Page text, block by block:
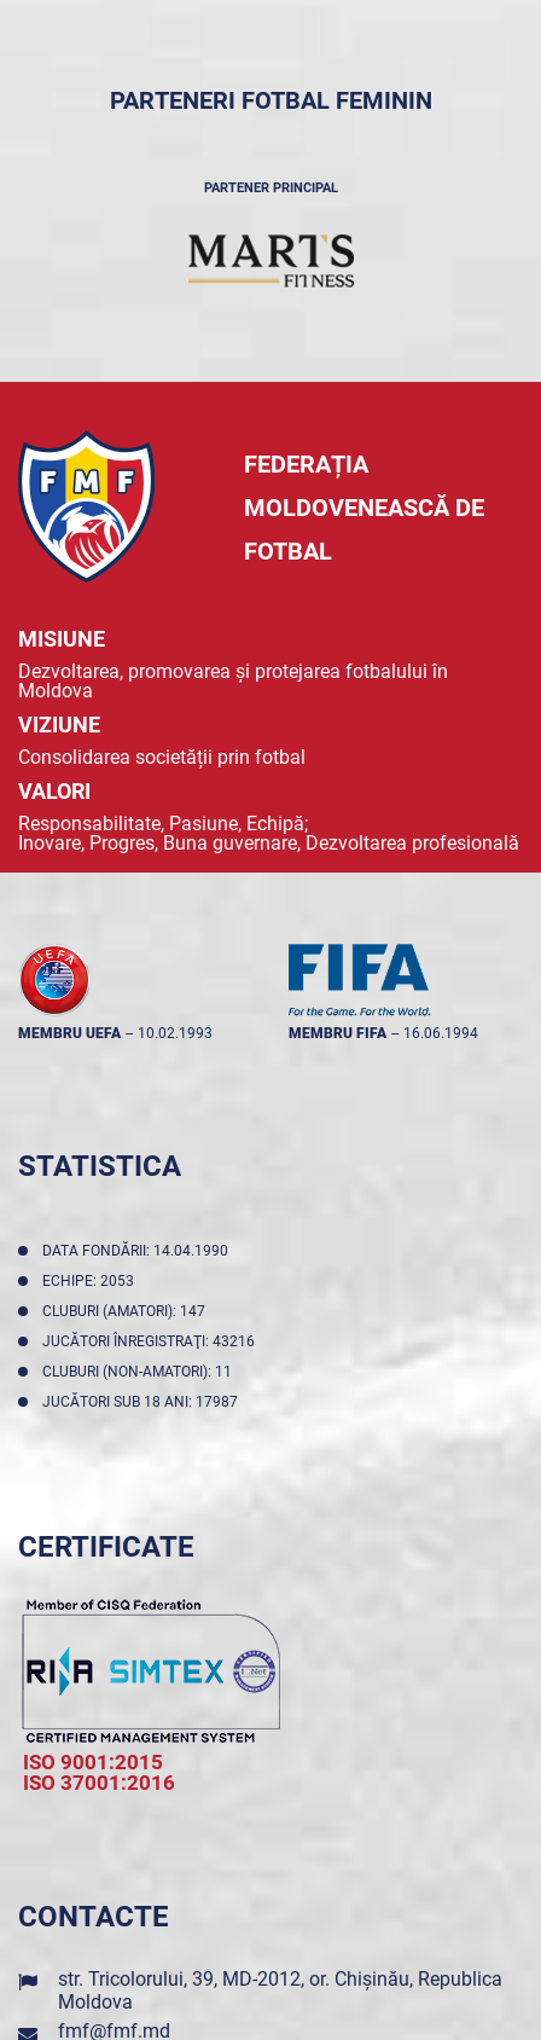
PARTENERI FOTBAL FEMININ
PARTENER PRINCIPAL
FEDERAȚIA
MOLDOVENEASCĂ DE
FOTBAL
MISIUNE
Dezvoltarea, promovarea și protejarea fotbalului în
Moldova
VIZIUNE
Consolidarea societății prin fotbal
VALORI
Responsabilitate, Pasiune, Echipă;
Inovare, Progres, Buna guvernare, Dezvoltarea profesională
MEMBRU UEFA -- 10.02.1993 MEMBRU FIFA -- 16.06.1994
STATISTICA
DATA FONDĂRII: 14.04.1990
ECHIPE: 2053
CLUBURI (AMATORI): 147
JUCĂTORI ÎNREGISTRAŢI: 43216
CLUBURI (NON-AMATORI): 11
JUCĂTORI SUB 18 ANI: 17987
CERTIFICATE
ISO 9001:2015
ISO 37001:2016
CONTACTE
str. Tricolorului, 39, MD-2012, or. Chișinău, Republica
Moldova
fmf@fmf.md